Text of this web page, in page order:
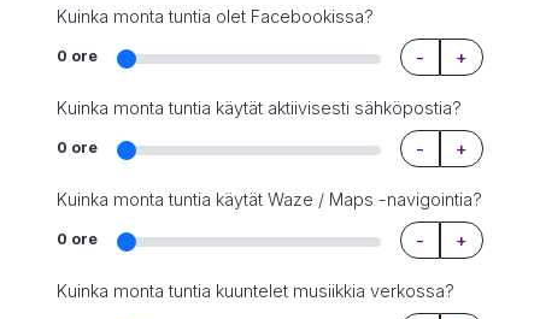
Kuinka monta tuntia olet Facebookissa?
0 ore - +
Kuinka monta tuntia käytät aktiivisesti sähköpostia?
0 ore - +
Kuinka monta tuntia käytät Waze / Maps -navigointia?
0 ore - +
Kuinka monta tuntia kuuntelet musiikkia verkossa?